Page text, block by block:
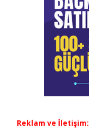
Reklam ve İletişim: